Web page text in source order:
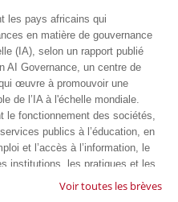
les pays africains qui
en matière de gouvernance
(IA), selon un rapport publié
AI Governance, un centre de
œuvre à promouvoir une
de l’IA à l'échelle mondiale.
le fonctionnement des sociétés,
publics à l’éducation, en
et l’accès à l’information, le
institutions, les pratiques et les
qui favorisent un déploiement
Voir toutes les brèves